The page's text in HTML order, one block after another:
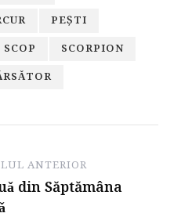
PEŞTI
SCOP SCORPION
ANTERIOR
din Săptămâna